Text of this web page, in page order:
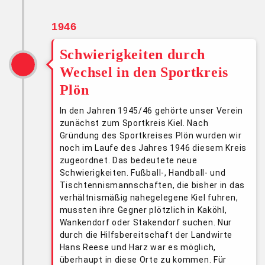
1946
Schwierigkeiten durch
Wechsel in den Sportkreis
Plön
In den Jahren 1945/46 gehörte unser Verein
zunächst zum Sportkreis Kiel. Nach
Gründung des Sportkreises Plön wurden wir
noch im Laufe des Jahres 1946 diesem Kreis
zugeordnet. Das bedeutete neue
Schwierigkeiten. Fußball-, Handball- und
Tischtennismannschaften, die bisher in das
verhältnismäßig nahegelegene Kiel fuhren,
mussten ihre Gegner plötzlich in Kaköhl,
Wankendorf oder Stakendorf suchen. Nur
durch die Hilfsbereitschaft der Landwirte
Hans Reese und Harz war es möglich,
überhaupt in diese Orte zu kommen. Für